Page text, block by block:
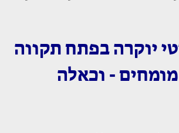
יוקרה בפתח תקווה
- וכאלה